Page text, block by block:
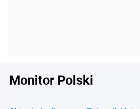
Monitor Polski